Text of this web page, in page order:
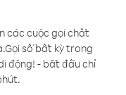
các cuộc gọi chất
Gọi số bất kỳ trong
động! - bắt đầu chỉ